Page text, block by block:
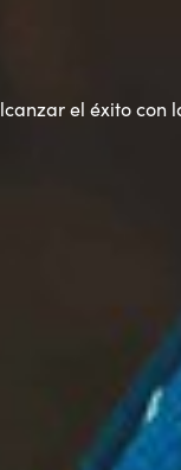
el éxito con